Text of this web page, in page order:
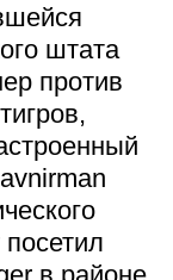
штата
против